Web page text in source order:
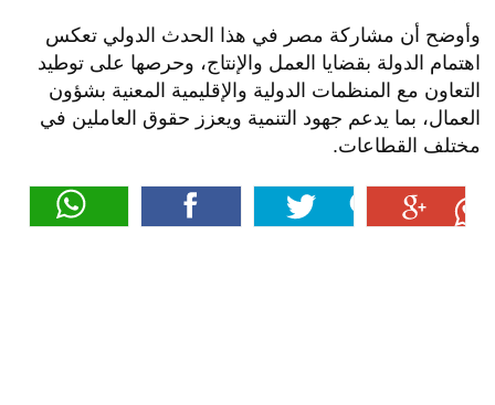
وأوضح أن مشاركة مصر في هذا الحدث الدولي تعكس
اهتمام الدولة بقضايا العمل والإنتاج، وحرصها على توطيد
التعاون مع المنظمات الدولية والإقليمية المعنية بشؤون
العمال، بما يدعم جهود التنمية ويعزز حقوق العاملين في
مختلف القطاعات.